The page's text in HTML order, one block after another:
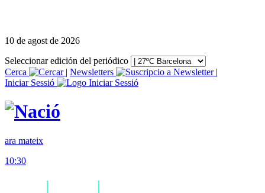
10 de agost de 2026
Seleccionar edición del periódico
Cerca
| Newsletters
|
Iniciar Sessió
ara mateix
10:30